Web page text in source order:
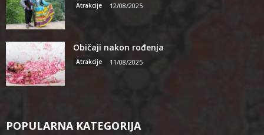
Atrakcije 12/08/2025
Običaji nakon rođenja
Atrakcije 11/08/2025
POPULARNA KATEGORIJA